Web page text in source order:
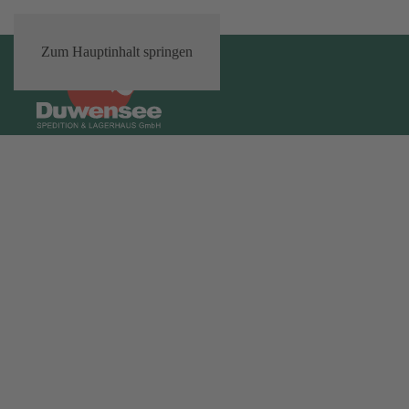
Zum Hauptinhalt springen